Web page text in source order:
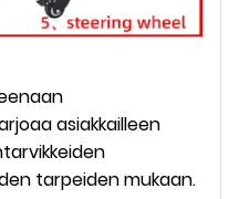
asiakkailleen
tarpeiden mukaan.